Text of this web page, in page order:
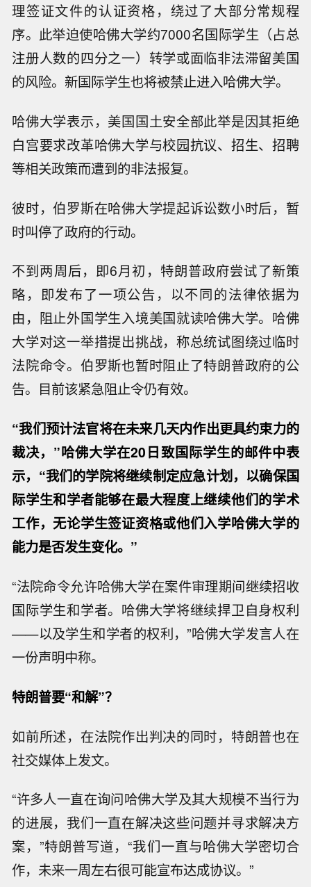
理签证文件的认证资格，绕过了大部分常规程
序。此举迫使哈佛大学约7000名国际学生（占总
注册人数的四分之一）转学或面临非法滞留美国
的风险。新国际学生也将被禁止进入哈佛大学。
哈佛大学表示，美国国土安全部此举是因其拒绝
白宫要求改革哈佛大学与校园抗议、招生、招聘
等相关政策而遭到的非法报复。
彼时，伯罗斯在哈佛大学提起诉讼数小时后，暂
时叫停了政府的行动。
不到两周后，即6月初，特朗普政府尝试了新策
略，即发布了一项公告，以不同的法律依据为
由，阻止外国学生入境美国就读哈佛大学。哈佛
大学对这一举措提出挑战，称总统试图绕过临时
法院命令。伯罗斯也暂时阻止了特朗普政府的公
告。目前该紧急阻止令仍有效。
“我们预计法官将在未来几天内作出更具约束力的
裁决，”哈佛大学在20日致国际学生的邮件中表
示，“我们的学院将继续制定应急计划，以确保国
际学生和学者能够在最大程度上继续他们的学术
工作，无论学生签证资格或他们入学哈佛大学的
能力是否发生变化。”
“法院命令允许哈佛大学在案件审理期间继续招收
国际学生和学者。哈佛大学将继续捍卫自身权利
——以及学生和学者的权利，”哈佛大学发言人在
一份声明中称。
特朗普要“和解”？
如前所述，在法院作出判决的同时，特朗普也在
社交媒体上发文。
“许多人一直在询问哈佛大学及其大规模不当行为
的进展，我们一直在解决这些问题并寻求解决方
案，”特朗普写道，“我们一直与哈佛大学密切合
作，未来一周左右很可能宣布达成协议。”